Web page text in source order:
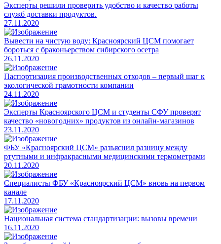
Эксперты решили проверить удобство и качество работы
служб доставки продуктов.
27.11.2020
​Вывести на чистую воду: Красноярский ЦСМ помогает
бороться с браконьерством сибирского осетра
26.11.2020
Паспортизация производственных отходов – первый шаг к
экологической грамотности компании
24.11.2020
​Эксперты Красноярского ЦСМ и студенты СФУ проверят
качество «новогодних» продуктов из онлайн-магазинов
23.11.2020
ФБУ «Красноярский ЦСМ» разъяснил разницу между
ртутными и инфракрасными медицинскими термометрами
20.11.2020
Специалисты ФБУ «Красноярский ЦСМ» вновь на первом
канале
17.11.2020
​Национальная система стандартизации: вызовы времени
16.11.2020